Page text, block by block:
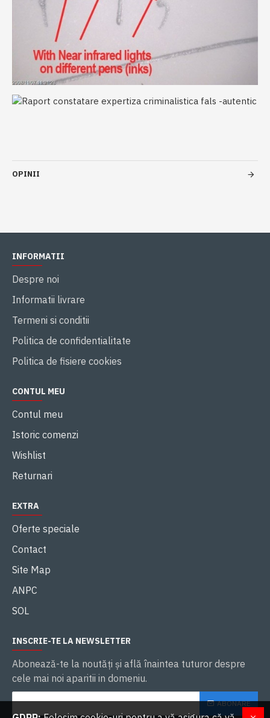
OPINII
INFORMATII
Despre noi
Informatii livrare
Termeni si conditii
Politica de confidentialitate
Politica de fisiere cookies
CONTUL MEU
Contul meu
Istoric comenzi
Wishlist
Returnari
EXTRA
Oferte speciale
Contact
Site Map
ANPC
SOL
INSCRIE-TE LA NEWSLETTER
Abonează-te la noutăţi și află înaintea tuturor despre
cele mai noi aparitii in domeniu.
ABONARE